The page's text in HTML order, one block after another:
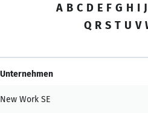
A B C D E F G H I J
Q R S T U V
Unternehmen
New Work SE